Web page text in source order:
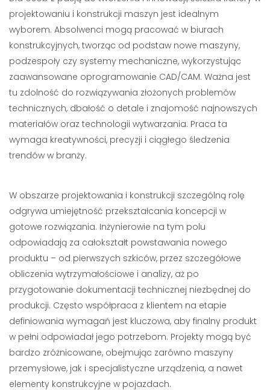
projektowaniu i konstrukcji maszyn jest idealnym
wyborem. Absolwenci mogą pracować w biurach
konstrukcyjnych, tworząc od podstaw nowe maszyny,
podzespoły czy systemy mechaniczne, wykorzystując
zaawansowane oprogramowanie CAD/CAM. Ważna jest
tu zdolność do rozwiązywania złożonych problemów
technicznych, dbałość o detale i znajomość najnowszych
materiałów oraz technologii wytwarzania. Praca ta
wymaga kreatywności, precyzji i ciągłego śledzenia
trendów w branży.
W obszarze projektowania i konstrukcji szczególną rolę
odgrywa umiejętność przekształcania koncepcji w
gotowe rozwiązania. Inżynierowie na tym polu
odpowiadają za całokształt powstawania nowego
produktu – od pierwszych szkiców, przez szczegółowe
obliczenia wytrzymałościowe i analizy, aż po
przygotowanie dokumentacji technicznej niezbędnej do
produkcji. Często współpraca z klientem na etapie
definiowania wymagań jest kluczowa, aby finalny produkt
w pełni odpowiadał jego potrzebom. Projekty mogą być
bardzo zróżnicowane, obejmując zarówno maszyny
przemysłowe, jak i specjalistyczne urządzenia, a nawet
elementy konstrukcyjne w pojazdach.